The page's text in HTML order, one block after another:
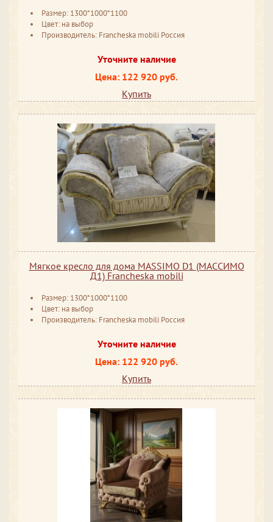
Размер: 1300*1000*1100
Цвет: на выбор
Производитель: Francheska mobili Россия
Уточните наличие
Цена: 122 920 руб.
Купить
Мягкое кресло для дома MASSIMO D1 (МАССИМО
Д1) Francheska mobili
Размер: 1300*1000*1100
Цвет: на выбор
Производитель: Francheska mobili Россия
Уточните наличие
Цена: 122 920 руб.
Купить